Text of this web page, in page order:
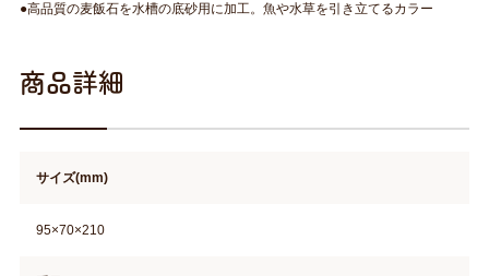
●高品質の麦飯石を水槽の底砂用に加工。魚や水草を引き立てるカラー
商品詳細
サイズ(mm)
95×70×210